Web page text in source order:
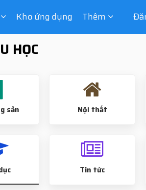
Kho ứng dụng Thêm
HỌC
sản Nội thất
Tin tức